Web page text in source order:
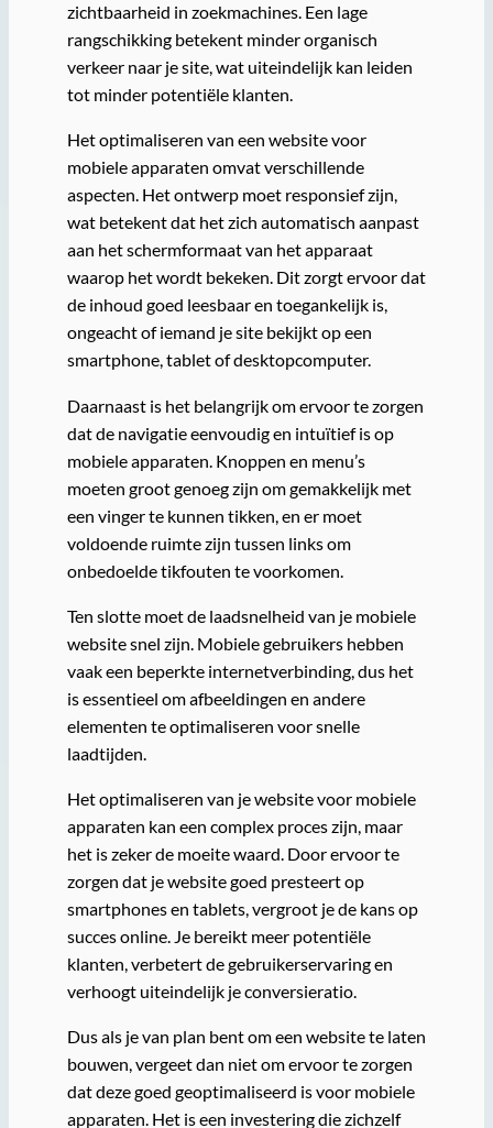
zichtbaarheid in zoekmachines. Een lage
rangschikking betekent minder organisch
verkeer naar je site, wat uiteindelijk kan leiden
tot minder potentiële klanten.
Het optimaliseren van een website voor
mobiele apparaten omvat verschillende
aspecten. Het ontwerp moet responsief zijn,
wat betekent dat het zich automatisch aanpast
aan het schermformaat van het apparaat
waarop het wordt bekeken. Dit zorgt ervoor dat
de inhoud goed leesbaar en toegankelijk is,
ongeacht of iemand je site bekijkt op een
smartphone, tablet of desktopcomputer.
Daarnaast is het belangrijk om ervoor te zorgen
dat de navigatie eenvoudig en intuïtief is op
mobiele apparaten. Knoppen en menu’s
moeten groot genoeg zijn om gemakkelijk met
een vinger te kunnen tikken, en er moet
voldoende ruimte zijn tussen links om
onbedoelde tikfouten te voorkomen.
Ten slotte moet de laadsnelheid van je mobiele
website snel zijn. Mobiele gebruikers hebben
vaak een beperkte internetverbinding, dus het
is essentieel om afbeeldingen en andere
elementen te optimaliseren voor snelle
laadtijden.
Het optimaliseren van je website voor mobiele
apparaten kan een complex proces zijn, maar
het is zeker de moeite waard. Door ervoor te
zorgen dat je website goed presteert op
smartphones en tablets, vergroot je de kans op
succes online. Je bereikt meer potentiële
klanten, verbetert de gebruikerservaring en
verhoogt uiteindelijk je conversieratio.
Dus als je van plan bent om een website te laten
bouwen, vergeet dan niet om ervoor te zorgen
dat deze goed geoptimaliseerd is voor mobiele
apparaten. Het is een investering die zichzelf